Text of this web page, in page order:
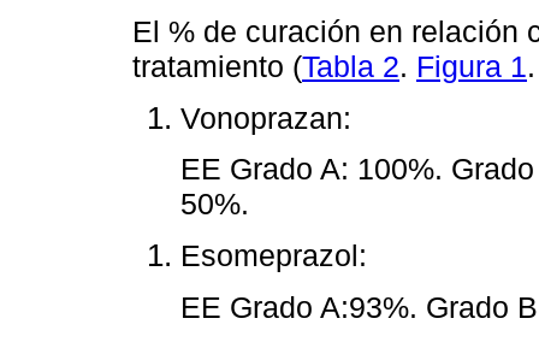
El % de curación en relación
tratamiento (Tabla 2. Figura 1
Vonoprazan:
EE Grado A: 100%.
50%.
Esomeprazol:
EE Grado A:93%. Grado